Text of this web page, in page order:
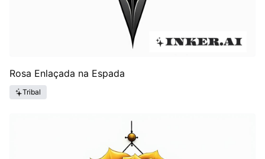
Rosa Enlaçada na Espada
Tribal